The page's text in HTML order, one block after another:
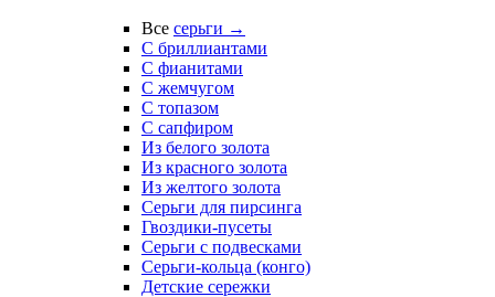
Все серьги →
С бриллиантами
С фианитами
С жемчугом
С топазом
С сапфиром
Из белого золота
Из красного золота
Из желтого золота
Серьги для пирсинга
Гвоздики-пусеты
Серьги с подвесками
Серьги-кольца (конго)
Детские сережки